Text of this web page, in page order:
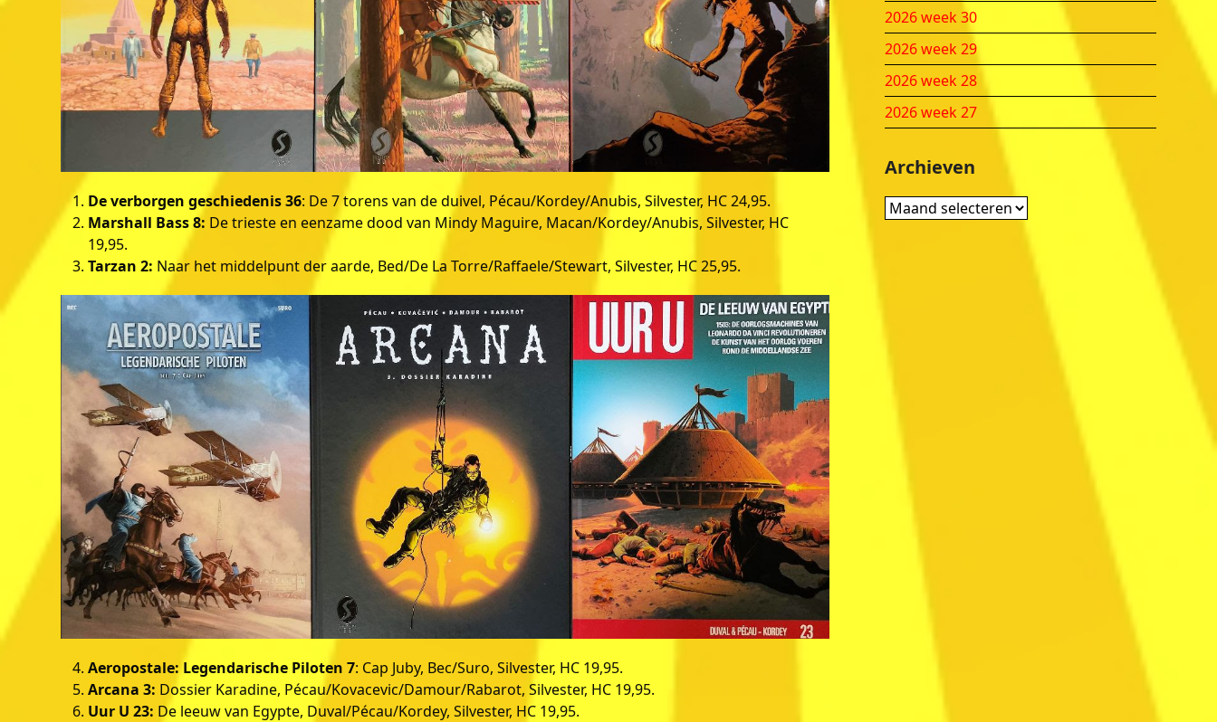
De verborgen geschiedenis 36: De 7 torens van de duivel, Pécau/Kordey/Anubis, Silvester, HC 24,95.
Marshall Bass 8: De trieste en eenzame dood van Mindy Maguire, Macan/Kordey/Anubis, Silvester, HC
19,95.
Tarzan 2: Naar het middelpunt der aarde, Bed/De La Torre/Raffaele/Stewart, Silvester, HC 25,95.
Aeropostale: Legendarische Piloten 7: Cap Juby, Bec/Suro, Silvester, HC 19,95.
Arcana 3: Dossier Karadine, Pécau/Kovacevic/Damour/Rabarot, Silvester, HC 19,95.
Uur U 23: De leeuw van Egypte, Duval/Pécau/Kordey, Silvester, HC 19,95.
2026 week 30
2026 week 29
2026 week 28
2026 week 27
Archieven
Archieven